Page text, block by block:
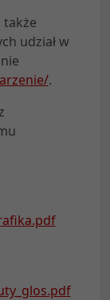
także
udział w
.